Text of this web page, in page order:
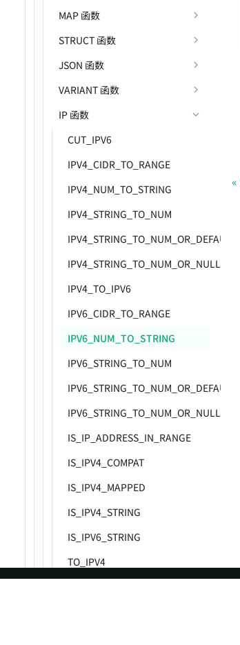
MAP 函数
STRUCT 函数
JSON 函数
VARIANT 函数
IP 函数
CUT_IPV6
IPV4_CIDR_TO_RANGE
IPV4_NUM_TO_STRING
IPV4_STRING_TO_NUM
IPV4_STRING_TO_NUM_OR_DEFAULT
IPV4_STRING_TO_NUM_OR_NULL
IPV4_TO_IPV6
IPV6_CIDR_TO_RANGE
IPV6_NUM_TO_STRING
IPV6_STRING_TO_NUM
IPV6_STRING_TO_NUM_OR_DEFAULT
IPV6_STRING_TO_NUM_OR_NULL
IS_IP_ADDRESS_IN_RANGE
IS_IPV4_COMPAT
IS_IPV4_MAPPED
IS_IPV4_STRING
IS_IPV6_STRING
TO_IPV4